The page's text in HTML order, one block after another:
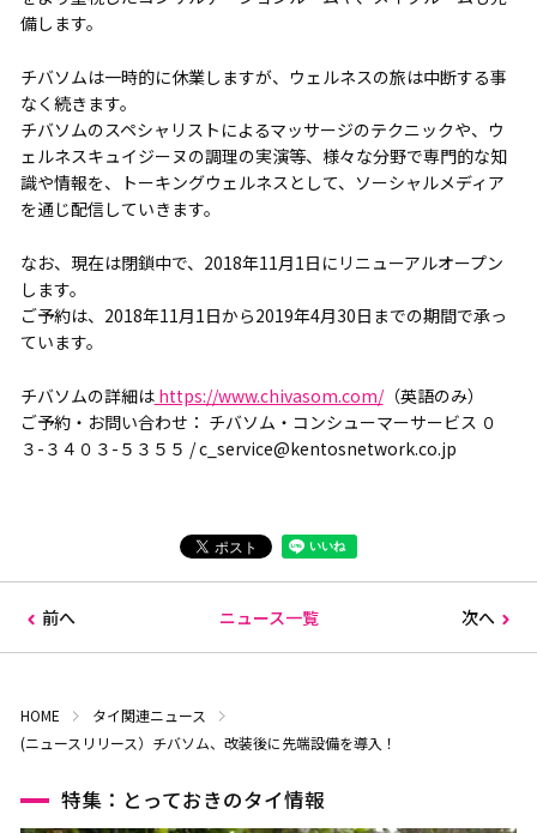
備します。
チバソムは一時的に休業しますが、ウェルネスの旅は中断する事
なく続きます。
チバソムのスペシャリストによるマッサージのテクニックや、ウ
ェルネスキュイジーヌの調理の実演等、様々な分野で専門的な知
識や情報を、トーキングウェルネスとして、ソーシャルメディア
を通じ配信していきます。
なお、現在は閉鎖中で、2018年11月1日にリニューアルオープン
します。
ご予約は、2018年11月1日から2019年4月30日までの期間で承っ
ています。
チバソムの詳細はhttps://www.chivasom.com/（英語のみ）
ご予約・お問い合わせ： チバソム・コンシューマーサービス ０
３-３４０３-５３５５ / c_service@kentosnetwork.co.jp
前へ ニュース一覧 次へ
HOME
タイ関連ニュース
(ニュースリリース）チバソム、改装後に先端設備を導入！
特集：とっておきのタイ情報